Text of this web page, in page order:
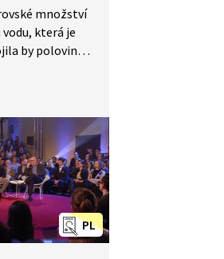
množství
která je
by polovinu
PL